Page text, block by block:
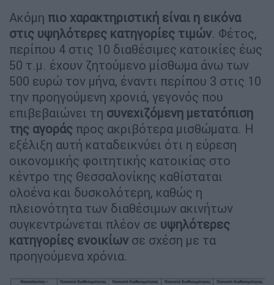
Ακόμη πιο χαρακτηριστική είναι η εικόνα
στις υψηλότερες κατηγορίες τιμών. Φέτος,
περίπου 4 στις 10 διαθέσιμες κατοικίες έως
50 τ.μ. έχουν ζητούμενο μίσθωμα άνω των
500 ευρώ τον μήνα, έναντι περίπου 3 στις 10
την προηγούμενη χρονιά, γεγονός που
επιβεβαιώνει τη συνεχιζόμενη μετατόπιση
της αγοράς προς ακριβότερα μισθώματα. Η
εξέλιξη αυτή καταδεικνύει ότι η εύρεση
οικονομικής φοιτητικής κατοικίας στο
κέντρο της Θεσσαλονίκης καθίσταται
ολοένα και δυσκολότερη, καθώς η
πλειονότητα των διαθέσιμων ακινήτων
συγκεντρώνεται πλέον σε υψηλότερες
κατηγορίες ενοικίων σε σχέση με τα
προηγούμενα χρόνια.